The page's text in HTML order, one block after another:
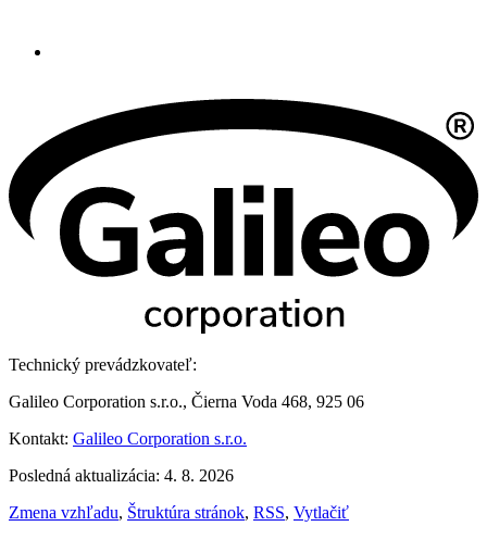
Technický prevádzkovateľ:
Galileo Corporation s.r.o., Čierna Voda 468, 925 06
Kontakt: Galileo Corporation s.r.o.
Posledná aktualizácia: 4. 8. 2026
Zmena vzhľadu, Štruktúra stránok, RSS, Vytlačiť